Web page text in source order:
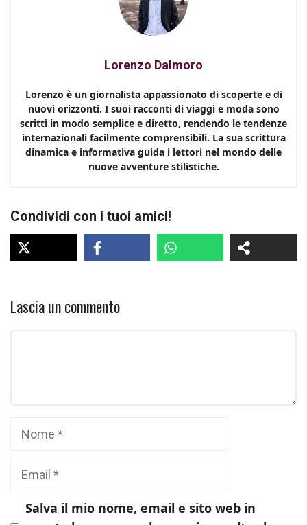
Lorenzo Dalmoro
Lorenzo è un giornalista appassionato di scoperte e di
nuovi orizzonti. I suoi racconti di viaggi e moda sono
scritti in modo semplice e diretto, rendendo le tendenze
internazionali facilmente comprensibili. La sua scrittura
dinamica e informativa guida i lettori nel mondo delle
nuove avventure stilistiche.
Condividi con i tuoi amici!
Lascia un commento
Salva il mio nome, email e sito web in